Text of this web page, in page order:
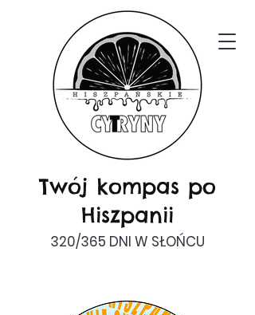
Twój kompas po
Hiszpanii
320/365 DNI W SŁOŃCU